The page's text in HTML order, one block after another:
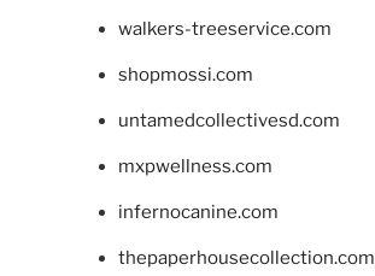
walkers-treeservice.com
shopmossi.com
untamedcollectivesd.com
mxpwellness.com
infernocanine.com
thepaperhousecollection.com